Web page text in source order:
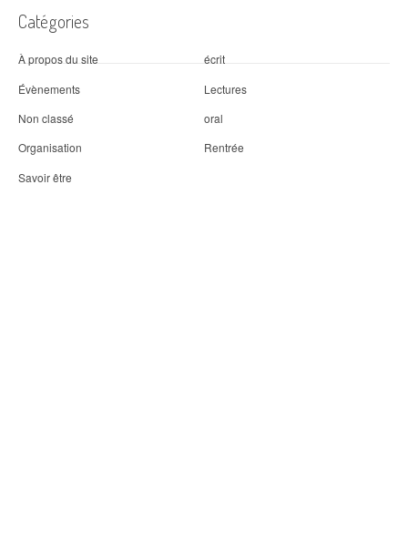
Catégories
À propos du site
écrit
Évènements
Lectures
Non classé
oral
Organisation
Rentrée
Savoir être